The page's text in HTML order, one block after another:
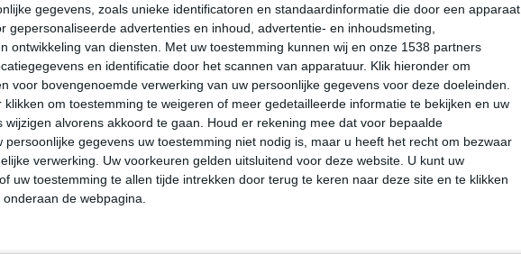
gegevens, zoals unieke identificatoren en standaardinformatie die door een apparaat
gepersonaliseerde advertenties en inhoud, advertentie- en inhoudsmeting,
ontwikkeling van diensten.
Met uw toestemming kunnen wij en onze 1538 partners
en identificatie door het scannen van apparatuur. Klik hieronder om
voor bovengenoemde verwerking van uw persoonlijke gegevens voor deze doeleinden.
klikken om toestemming te weigeren of meer gedetailleerde informatie te bekijken en uw
alvorens akkoord te gaan.
Houd er rekening mee dat voor bepaalde
persoonlijke gegevens uw toestemming niet nodig is, maar u heeft het recht om bezwaar
verwerking. Uw voorkeuren gelden uitsluitend voor deze website. U kunt uw
uw toestemming te allen tijde intrekken door terug te keren naar deze site en te klikken
de webpagina.
8 5 24℃
6 7 22℃
5 7 19℃
5 8 16℃
101-200 mm = meer dan 200 mm =